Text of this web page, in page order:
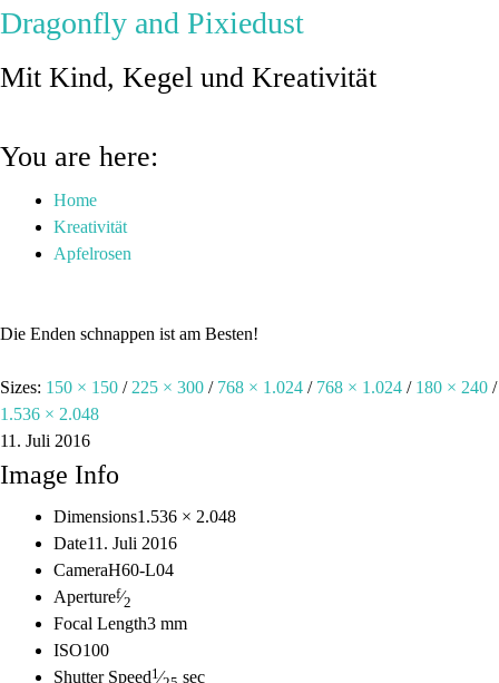
Dragonfly and Pixiedust
Mit Kind, Kegel und Kreativität
You are here:
Home
Kreativität
Apfelrosen
Die Enden schnappen ist am Besten!
Sizes: 150 × 150 / 225 × 300 / 768 × 1.024 / 768 × 1.024 / 180 × 240 /
1.536 × 2.048
11. Juli 2016
Image Info
Dimensions1.536 × 2.048
Date11. Juli 2016
CameraH60-L04
Aperturef⁄2
Focal Length3 mm
ISO100
Shutter Speed1⁄
sec